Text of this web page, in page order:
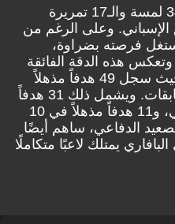
تأثير المهاجم يتجاوز بكثير الـ34 لمسة والـ17 تمريرة
وعلى الرغم من
فرصته بضراوة،
هذه الدقة الفائقة
إحصائياته الموسمية الهائلة، حيث سجل 49 هدفاً مذهلاً
في 41 مباراة في جميع المسابقات. ويشمل ذلك 31 هدفاً
في 26 مباراة بالدوري الألماني، و11 هدفاً مذهلاً في 10
الدفاعي، ساهم أيضًا
يمتلك لاعبًا متكاملًا